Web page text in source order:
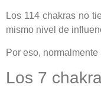
Los 114 chakras no
mismo nivel de
Por eso,
Los 7